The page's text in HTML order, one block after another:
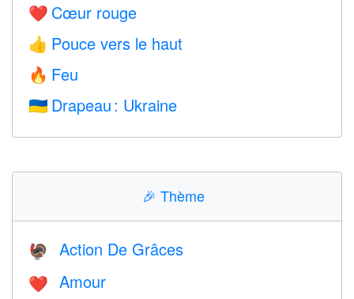
❤️ Cœur rouge
👍 Pouce vers le haut
🔥 Feu
🇺🇦 Drapeau : Ukraine
🎉 Thème
🦃 Action De Grâces
❤️️ Amour